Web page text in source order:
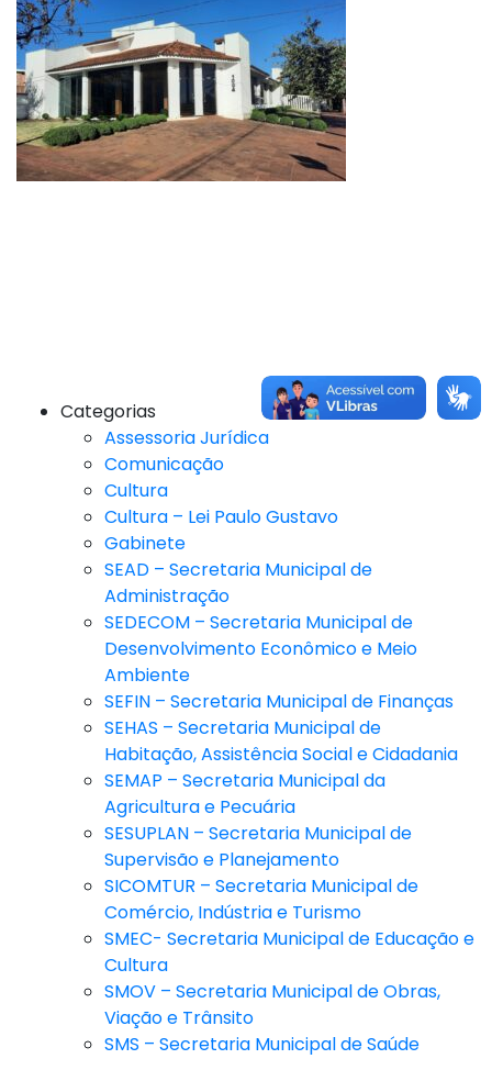
Categorias
Assessoria Jurídica
Comunicação
Cultura
Cultura – Lei Paulo Gustavo
Gabinete
SEAD – Secretaria Municipal de
Administração
SEDECOM – Secretaria Municipal de
Desenvolvimento Econômico e Meio
Ambiente
SEFIN – Secretaria Municipal de Finanças
SEHAS – Secretaria Municipal de
Habitação, Assistência Social e Cidadania
SEMAP – Secretaria Municipal da
Agricultura e Pecuária
SESUPLAN – Secretaria Municipal de
Supervisão e Planejamento
SICOMTUR – Secretaria Municipal de
Comércio, Indústria e Turismo
SMEC- Secretaria Municipal de Educação e
Cultura
SMOV – Secretaria Municipal de Obras,
Viação e Trânsito
SMS – Secretaria Municipal de Saúde